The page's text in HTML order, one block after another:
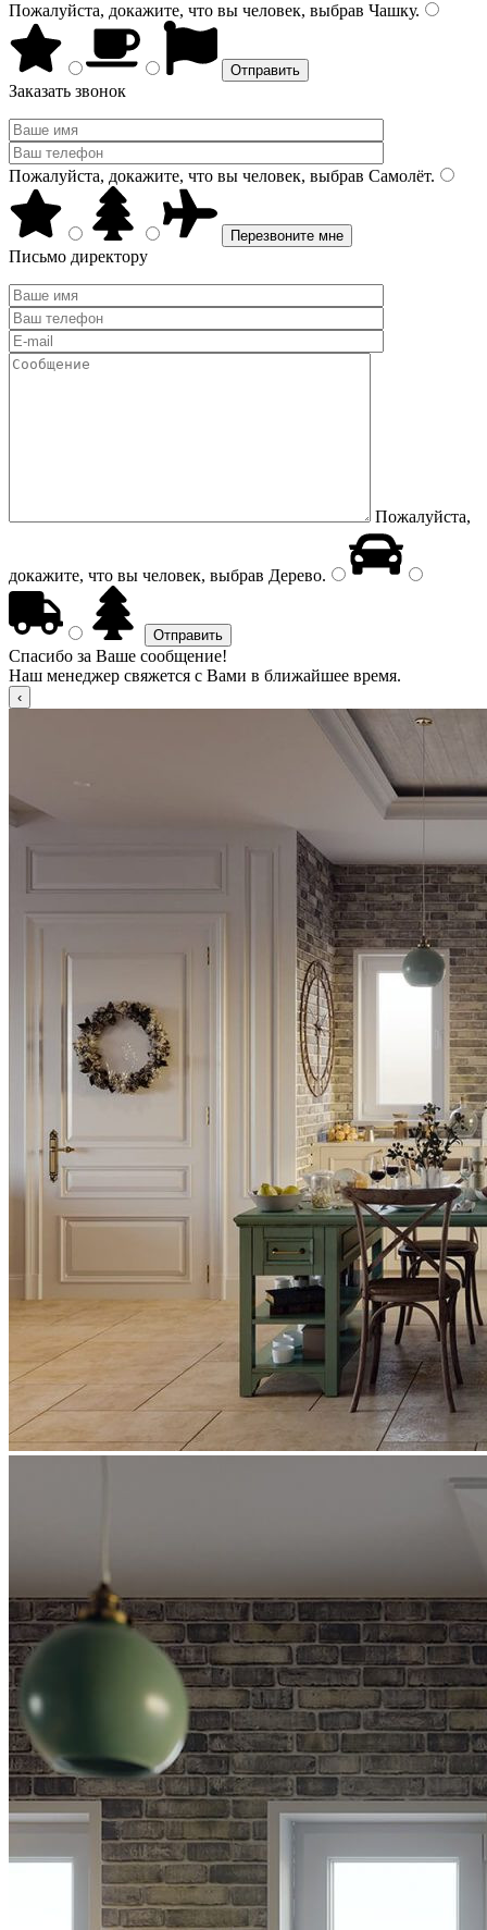
Пожалуйста, докажите, что вы человек, выбрав Чашку.
Заказать звонок
Пожалуйста, докажите, что вы человек, выбрав Самолёт.
Письмо директору
Пожалуйста,
докажите, что вы человек, выбрав Дерево.
Спасибо за Ваше сообщение!
Наш менеджер свяжется с Вами в ближайшее время.